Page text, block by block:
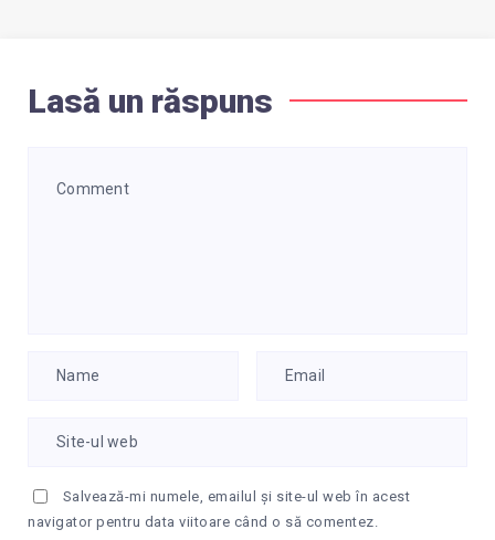
Lasă un răspuns
Salvează-mi numele, emailul și site-ul web în acest
navigator pentru data viitoare când o să comentez.